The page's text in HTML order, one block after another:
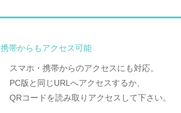
携帯からもアクセス可能
スマホ・携帯からのアクセスにも対応。
PC版と同じURLへアクセスするか、
QRコードを読み取りアクセスして下さい。